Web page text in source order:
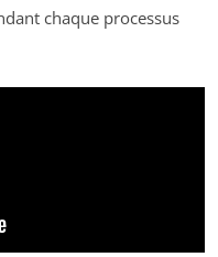
chaque processus